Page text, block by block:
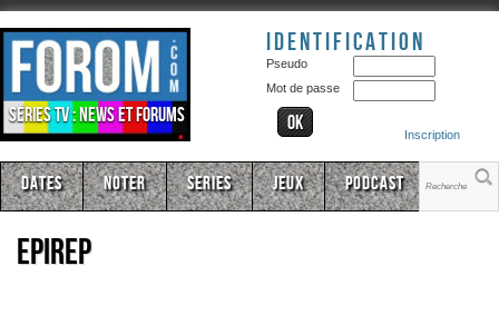
Séries TV : news et forums
Identification
Pseudo
Mot de passe
Inscription
Dates Noter Series Jeux Podcast
epirep